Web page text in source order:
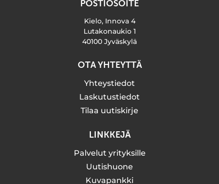
POSTIOSOITE
Kielo, Innova 4
Lutakonaukio 1
40100 Jyväskylä
OTA YHTEYTTÄ
Yhteystiedot
Laskutustiedot
Tilaa uutiskirje
LINKKEJÄ
Palvelut yrityksille
Uutishuone
Kuvapankki